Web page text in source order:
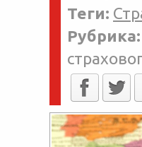
Теги:
Рубрика: